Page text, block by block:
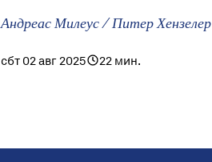
Андреас Милеус / Питер Хензелер
сбт 02 авг 2025 22 мин.